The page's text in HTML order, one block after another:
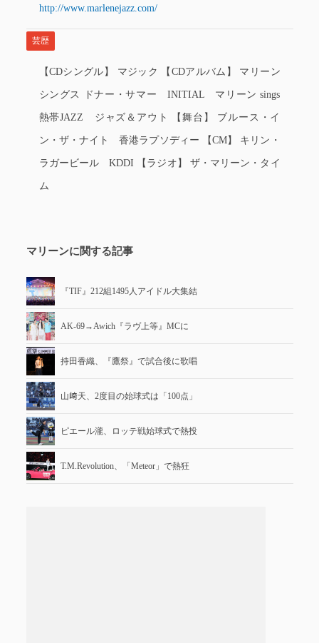
http://www.marlenejazz.com/
芸歴
【CDシングル】 マジック 【CDアルバム】 マリーン
シングス ドナー・サマー INITIAL マリーン sings
熱帯JAZZ ジャズ＆アウト 【舞台】 ブルース・イ
ン・ザ・ナイト 香港ラプソディー 【CM】 キリン・
ラガービール KDDI 【ラジオ】 ザ・マリーン・タイ
ム
マリーンに関する記事
『TIF』212組1495人アイドル大集結
AK-69→Awich『ラヴ上等』MCに
持田香織、『鷹祭』で試合後に歌唱
山﨑天、2度目の始球式は「100点」
ピエール瀧、ロッテ戦始球式で熱投
T.M.Revolution、「Meteor」で熱狂